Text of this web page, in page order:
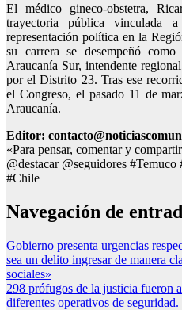
El médico gineco-obstetra,
trayectoria pública
representación política en la
su carrera se desempeñó
Araucanía Sur, intendente
por el Distrito 23. Tras ese
el Congreso, el pasado 11 de
Araucanía.
Editor:
«Para pensar, comentar y
@destacar @seguidores
#Chile
Navegación de
Gobierno presenta urgencias
sea un delito ingresar de manera
sociales»
298 prófugos de la justicia fueron
diferentes operativos de seguridad.